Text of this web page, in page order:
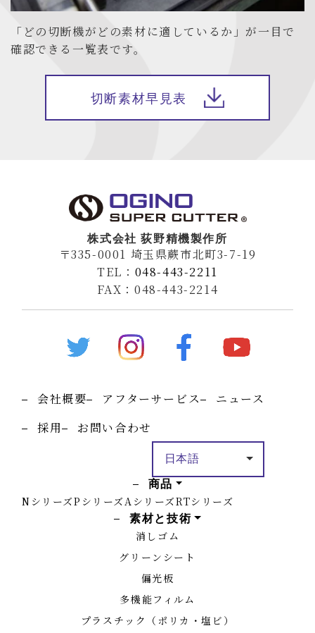
「どの切断機がどの素材に適しているか」が一目で
確認できる一覧表です。
切断素材早見表
株式会社 荻野精機製作所
〒335-0001 埼玉県蕨市北町3-7-19
TEL： 048-443-2211
FAX：048-443-2214
会社概要 アフターサービス
ニュース
採用
お問い合わせ
商品
NシリーズPシリーズAシリーズRTシリーズ
素材と技術
消しゴム
グリーンシート
偏光板
多機能フィルム
プラスチック（ポリカ・塩ビ）